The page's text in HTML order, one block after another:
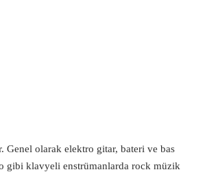
Genel olarak elektro gitar, bateri ve bas
gibi klavyeli enstrümanlarda rock müzik